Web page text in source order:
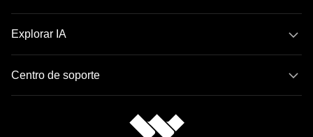
Explorar IA
Centro de soporte